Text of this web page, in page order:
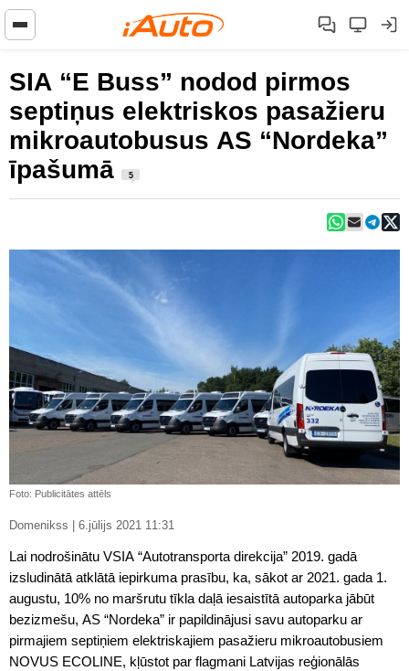
SIA “E Buss” nodod pirmos
septiņus elektriskos pasažieru
mikroautobusus AS “Nordeka”
īpašumā
5
Foto: Publicitātes attēls
Domenikss | 6.jūlijs 2021 11:31
Lai nodrošinātu VSIA “Autotransporta direkcija” 2019. gadā
izsludinātā atklātā iepirkuma prasību, ka, sākot ar 2021. gada 1.
augustu, 10% no maršrutu tīkla daļā iesaistītā autoparka jābūt
bezizmešu, AS “Nordeka” ir papildinājusi savu autoparku ar
pirmajiem septiņiem elektriskajiem pasažieru mikroautobusiem
NOVUS ECOLINE, kļūstot par flagmani Latvijas reģionālās